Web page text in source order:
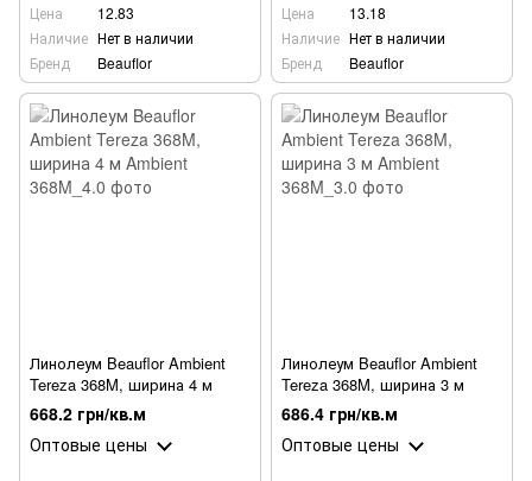
Цена
12.83
Наличие Нет в наличии
Бренд
Beauflor
Цена
13.18
Наличие Нет в наличии
Бренд
Beauflor
Линолеум Beauflor Ambient
Tereza 368M, ширина 4 м
668.2 грн/кв.м
Оптовые цены
Линолеум Beauflor Ambient
Tereza 368M, ширина 3 м
686.4 грн/кв.м
Оптовые цены